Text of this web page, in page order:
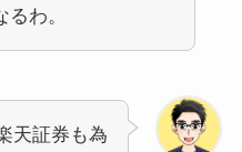
わ。
天証券も為